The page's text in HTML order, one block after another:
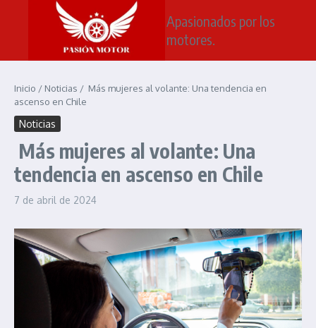
Saltar al contenido
Apasionados por los
motores.
Inicio / Noticias / Más mujeres al volante: Una tendencia en
ascenso en Chile
Noticias
Más mujeres al volante: Una
tendencia en ascenso en Chile
7 de abril de 2024